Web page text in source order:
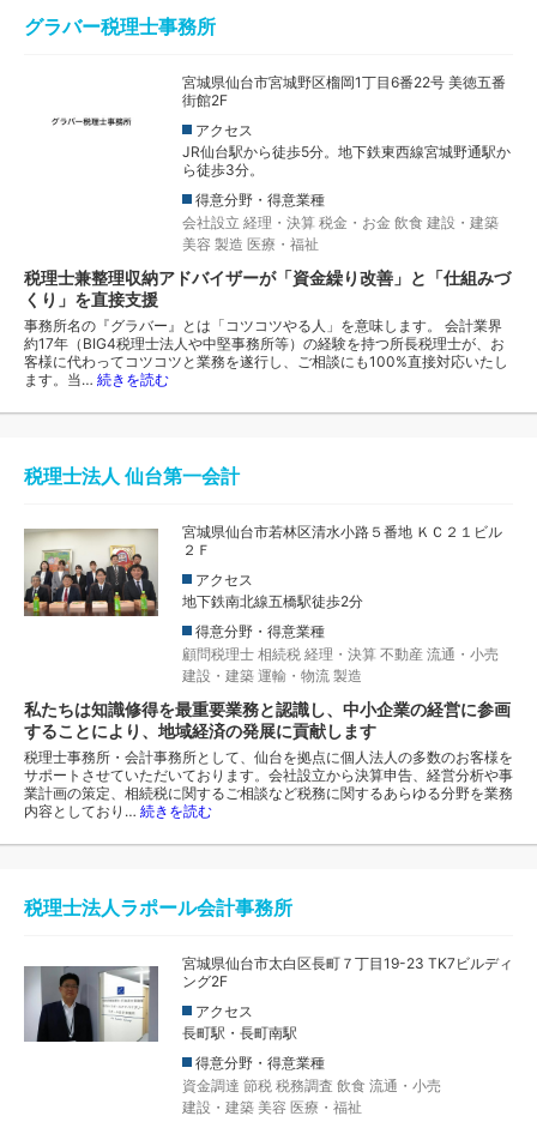
グラバー税理士事務所
宮城県仙台市宮城野区榴岡1丁目6番22号 美徳五番
街館2F
アクセス
JR仙台駅から徒歩5分。地下鉄東西線宮城野通駅か
ら徒歩3分。
得意分野・得意業種
会社設立 経理・決算 税金・お金 飲食 建設・建築
美容 製造 医療・福祉
税理士兼整理収納アドバイザーが「資金繰り改善」と「仕組みづ
くり」を直接支援
事務所名の『グラバー』とは「コツコツやる人」を意味します。 会計業界
約17年（BIG4税理士法人や中堅事務所等）の経験を持つ所長税理士が、お
客様に代わってコツコツと業務を遂行し、ご相談にも100%直接対応いたし
ます。当… 続きを読む
税理士法人 仙台第一会計
宮城県仙台市若林区清水小路５番地 ＫＣ２１ビル
２Ｆ
アクセス
地下鉄南北線五橋駅徒歩2分
得意分野・得意業種
顧問税理士 相続税 経理・決算 不動産 流通・小売
建設・建築 運輸・物流 製造
私たちは知識修得を最重要業務と認識し、中小企業の経営に参画
することにより、地域経済の発展に貢献します
税理士事務所・会計事務所として、仙台を拠点に個人法人の多数のお客様を
サポートさせていただいております。会社設立から決算申告、経営分析や事
業計画の策定、相続税に関するご相談など税務に関するあらゆる分野を業務
内容としており… 続きを読む
税理士法人ラポール会計事務所
宮城県仙台市太白区長町７丁目19-23 TK7ビルディ
ング2F
アクセス
長町駅・長町南駅
得意分野・得意業種
資金調達 節税 税務調査 飲食 流通・小売
建設・建築 美容 医療・福祉